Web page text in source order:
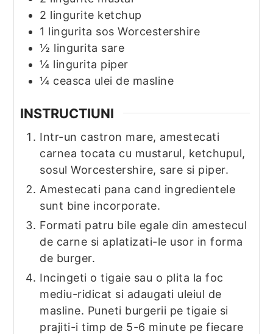
2 lingurite ketchup
1 lingurita sos Worcestershire
½ lingurita sare
¼ lingurita piper
¼ ceasca ulei de masline
INSTRUCTIUNI
Intr-un castron mare, amestecati
carnea tocata cu mustarul, ketchupul,
sosul Worcestershire, sare si piper.
Amestecati pana cand ingredientele
sunt bine incorporate.
Formati patru bile egale din amestecul
de carne si aplatizati-le usor in forma
de burger.
Incingeti o tigaie sau o plita la foc
mediu-ridicat si adaugati uleiul de
masline. Puneti burgerii pe tigaie si
prajiti-i timp de 5-6 minute pe fiecare